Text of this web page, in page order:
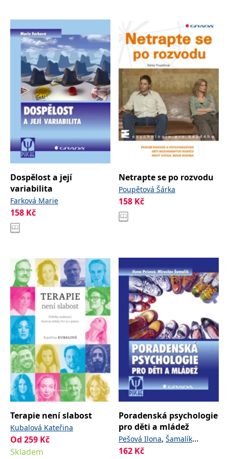
Dospělost a její
variabilita
Farková Marie
158 Kč
Netrapte se po rozvodu
Poupětová Šárka
158 Kč
Terapie není slabost
Kubalová Kateřina
Od 259 Kč
Skladem
Poradenská psychologie
pro děti a mládež
Pešová Ilona, Šamalík
Miroslav
162 Kč
.doubleclick.net
Doubleclick a provádí
informace o tom, jak
koncový uživatel používá
webové stránky a
jakoukoli reklamu,
kterou koncový uživatel
mohl vidět před
návštěvou uvedeného
webu.
uid
.adform.net 2 měsíce
Tento soubor cookie
poskytuje jednoznačně
přiřazené strojově
generované ID uživatele
a shromažďuje údaje o
aktivitě na webu. Tato
data mohou být
odeslána k analýze a
hlášení třetí straně.